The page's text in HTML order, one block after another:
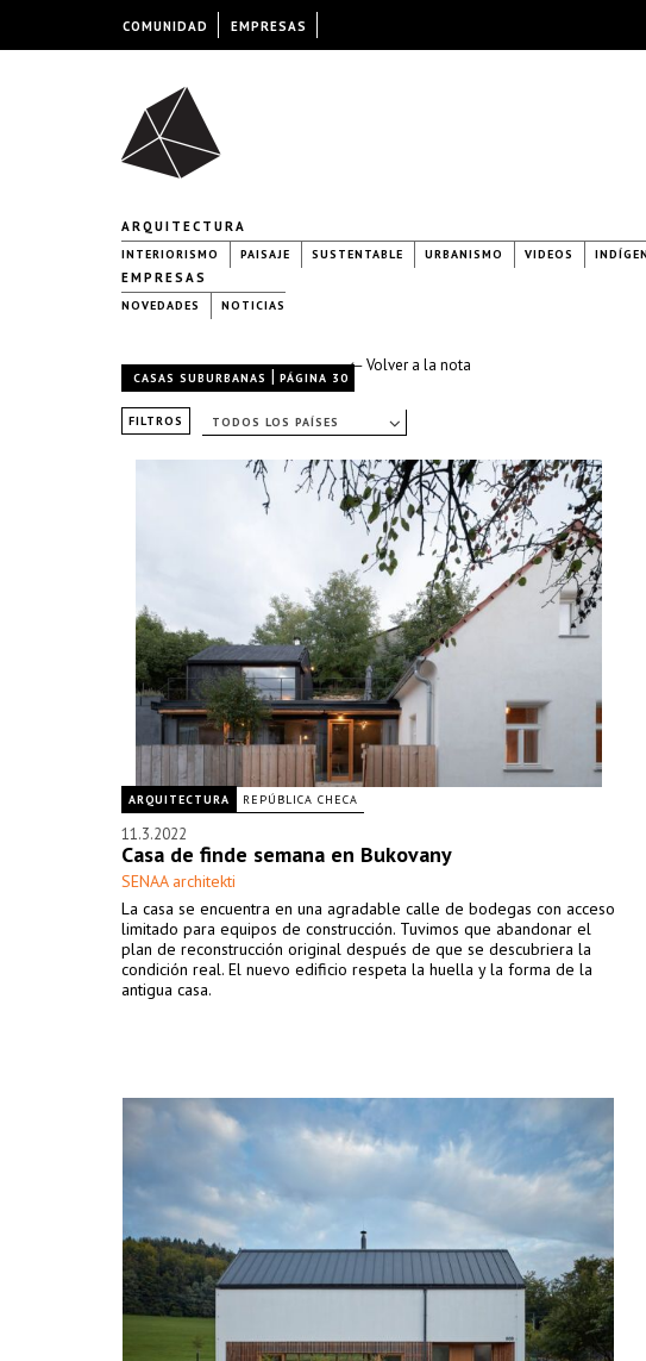
ARQUITECTURA
INTERIORISMO PAISAJE SUSTENTABLE URBANISMO VIDEOS
EMPRESAS
NOVEDADES NOTICIAS
← Volver a la nota
CASAS SUBURBANAS | PÁGINA 30
FILTROS TODOS LOS PAÍSES
ARQUITECTURA REPÚBLICA CHECA
11.3.2022
Casa de finde semana en Bukovany
SENAA architekti
La casa se encuentra en una agradable calle de bodegas con acceso
limitado para equipos de construcción. Tuvimos que abandonar el
plan de reconstrucción original después de que se descubriera la
condición real. El nuevo edificio respeta la huella y la forma de la
antigua casa.
COMUNIDAD EMPRESAS